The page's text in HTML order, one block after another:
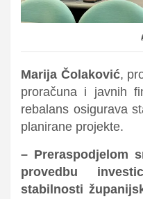
Marija Čolaković,
proračuna i javnih
rebalans osigurava
planirane projekte.
– Preraspodjelom
provedbu
stabilnosti